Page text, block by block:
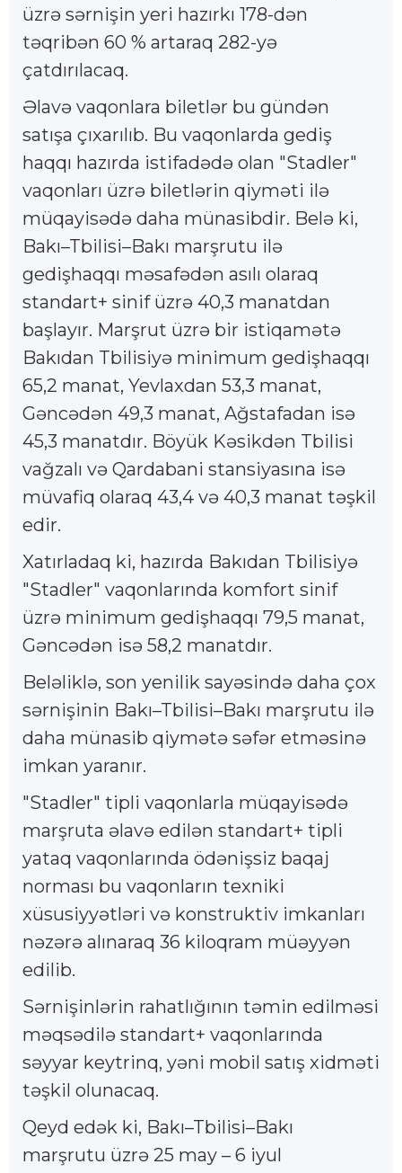
üzrə sərnişin yeri hazırkı 178-dən
təqribən 60 % artaraq 282-yə
çatdırılacaq.
Əlavə vaqonlara biletlər bu gündən
satışa çıxarılıb. Bu vaqonlarda gediş
haqqı hazırda istifadədə olan "Stadler"
vaqonları üzrə biletlərin qiyməti ilə
müqayisədə daha münasibdir. Belə ki,
Bakı–Tbilisi–Bakı marşrutu ilə
gedişhaqqı məsafədən asılı olaraq
standart+ sinif üzrə 40,3 manatdan
başlayır. Marşrut üzrə bir istiqamətə
Bakıdan Tbilisiyə minimum gedişhaqqı
65,2 manat, Yevlaxdan 53,3 manat,
Gəncədən 49,3 manat, Ağstafadan isə
45,3 manatdır. Böyük Kəsikdən Tbilisi
vağzalı və Qardabani stansiyasına isə
müvafiq olaraq 43,4 və 40,3 manat təşkil
edir.
Xatırladaq ki, hazırda Bakıdan Tbilisiyə
"Stadler" vaqonlarında komfort sinif
üzrə minimum gedişhaqqı 79,5 manat,
Gəncədən isə 58,2 manatdır.
Beləliklə, son yenilik sayəsində daha çox
sərnişinin Bakı–Tbilisi–Bakı marşrutu ilə
daha münasib qiymətə səfər etməsinə
imkan yaranır.
"Stadler" tipli vaqonlarla müqayisədə
marşruta əlavə edilən standart+ tipli
yataq vaqonlarında ödənişsiz baqaj
norması bu vaqonların texniki
xüsusiyyətləri və konstruktiv imkanları
nəzərə alınaraq 36 kiloqram müəyyən
edilib.
Sərnişinlərin rahatlığının təmin edilməsi
məqsədilə standart+ vaqonlarında
səyyar keytrinq, yəni mobil satış xidməti
təşkil olunacaq.
Qeyd edək ki, Bakı–Tbilisi–Bakı
marşrutu üzrə 25 may – 6 iyul